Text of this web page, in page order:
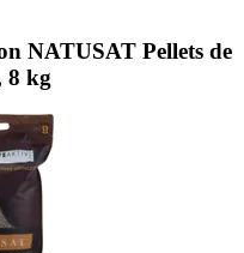
NATUSAT Pellets de
8 kg